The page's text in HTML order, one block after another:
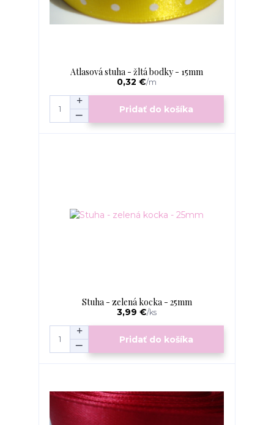
Atlasová stuha - žltá bodky - 15mm
0,32 €/m
Pridať do košíka
Stuha - zelená kocka - 25mm
3,99 €/ks
Pridať do košíka